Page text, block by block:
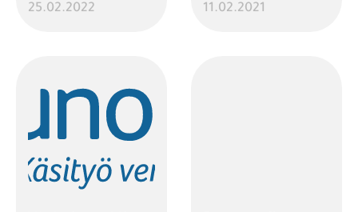
25.02.2022 11.02.2021